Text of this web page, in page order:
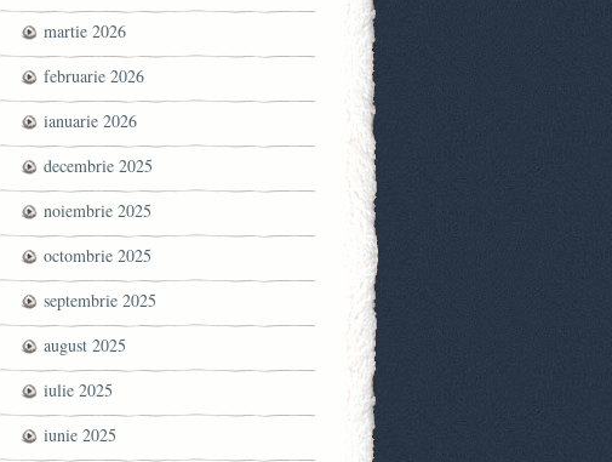
martie 2026
februarie 2026
ianuarie 2026
decembrie 2025
noiembrie 2025
octombrie 2025
septembrie 2025
august 2025
iulie 2025
iunie 2025